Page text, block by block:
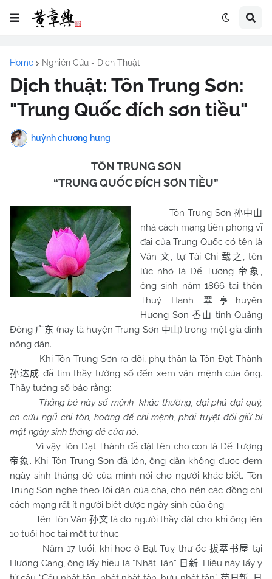
Home Nghiên Cứu - Dịch Thuật
Dịch thuật: Tôn Trung Sơn:
"Trung Quốc đích sơn tiều"
huỳnh chương hưng
TÔN TRUNG SƠN
“TRUNG QUỐC ĐÍCH SƠN TIỀU”
Tôn Trung Sơn孙中山
nhà cách mạng tiên phong vĩ
đại của Trung Quốc có tên là
Văn文, tự Tải Chi载之 , tên
lúc nhỏ là Đế Tượng 帝象 ,
ông sinh năm 1866 tại thôn
Thuý Hanh 翠亨 huyện
Hương Sơn 香山 tỉnh Quảng
Đông 广东 (nay là huyện Trung Sơn 中山) trong một gia đình
nông dân.
Khi Tôn Trung Sơn ra đời, phụ thân là Tôn Đạt Thành
孙达成 đã tìm thầy tướng số đến xem vận mệnh của ông.
Thầy tướng số bảo rằng:
Thằng bé này số mệnh khác thường, đại phú đại quý,
có cửu ngũ chi tôn, hoàng đế chi mệnh, phải tuyệt đối giữ bí
mật ngày sinh tháng đẻ của nó.
Vì vậy Tôn Đạt Thành đã đặt tên cho con là Đế Tượng
帝象 . Khi Tôn Trung Sơn đã lớn, ông dặn không được đem
ngày sinh tháng đẻ của mình nói cho người khác biết. Tôn
Trung Sơn nghe theo lời dặn của cha, cho nên các đồng chí
cách mạng rất ít người biết được ngày sinh của ông.
Tên Tôn Văn孙文là do người thầy đặt cho khi ông lên
10 tuổi học tại một tư thục.
Năm 17 tuổi, khi học ở Bạt Tuỵ thư ốc 拔萃书屋 tại
Hương Cảng, ông lấy hiệu là “Nhật Tân” 日新. Hiệu này lấy ý